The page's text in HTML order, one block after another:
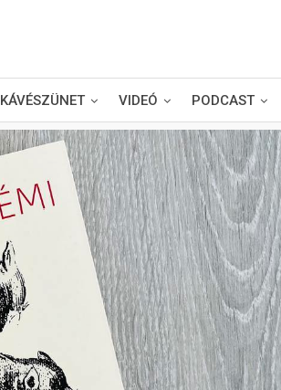
KÁVÉSZÜNET VIDEÓ PODCAST